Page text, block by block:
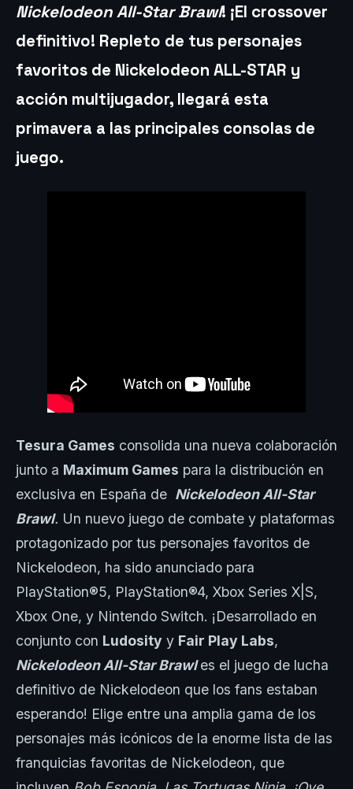
Nickelodeon All-Star Brawl! ¡El crossover
definitivo! Repleto de tus personajes
favoritos de Nickelodeon ALL-STAR y
acción multijugador, llegará esta
primavera a las principales consolas de
juego.
Tesura Games consolida una nueva colaboración
junto a Maximum Games para la distribución en
exclusiva en España de Nickelodeon All-Star
Brawl. Un nuevo juego de combate y plataformas
protagonizado por tus personajes favoritos de
Nickelodeon, ha sido anunciado para
PlayStation®5, PlayStation®4, Xbox Series X|S,
Xbox One, y Nintendo Switch. ¡Desarrollado en
conjunto con Ludosity y Fair Play Labs,
Nickelodeon All-Star Brawl es el juego de lucha
definitivo de Nickelodeon que los fans estaban
esperando! Elige entre una amplia gama de los
personajes más icónicos de la enorme lista de las
franquicias favoritas de Nickelodeon, que